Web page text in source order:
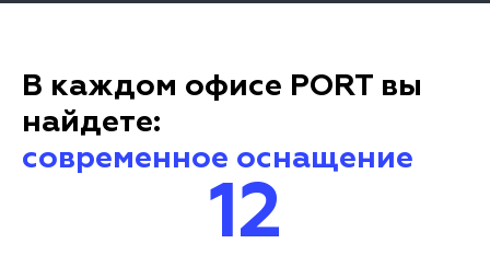
В каждом офисе PORT вы
найдете:
современное оснащение
12